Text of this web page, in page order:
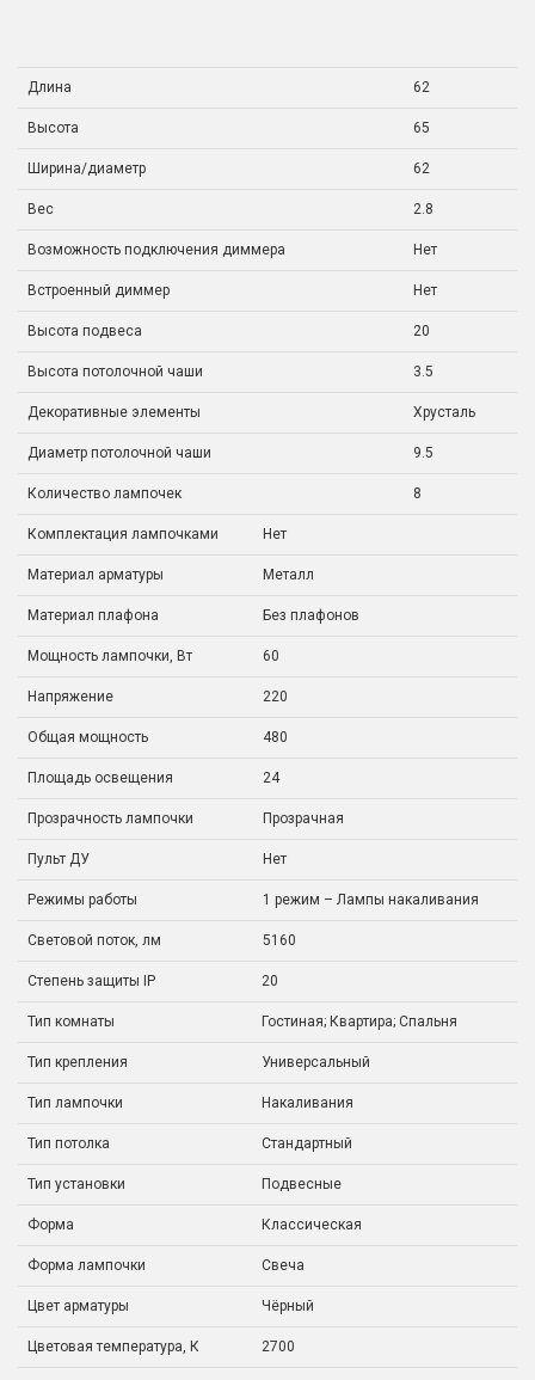
Длина 62
Высота 65
Ширина/диаметр 62
Вес 2.8
Возможность подключения диммера Нет
Встроенный диммер Нет
Высота подвеса 20
Высота потолочной чаши 3.5
Декоративные элементы Хрусталь
Диаметр потолочной чаши 9.5
Количество лампочек 8
Комплектация лампочками Нет
Материал арматуры Металл
Материал плафона Без плафонов
Мощность лампочки, Вт 60
Напряжение 220
Общая мощность 480
Площадь освещения 24
Прозрачность лампочки Прозрачная
Пульт ДУ Нет
Режимы работы 1 режим – Лампы накаливания
Световой поток, лм 5160
Степень защиты IP 20
Тип комнаты Гостиная; Квартира; Спальня
Тип крепления Универсальный
Тип лампочки Накаливания
Тип потолка Стандартный
Тип установки Подвесные
Форма Классическая
Форма лампочки Свеча
Цвет арматуры Чёрный
Цветовая температура, К 2700